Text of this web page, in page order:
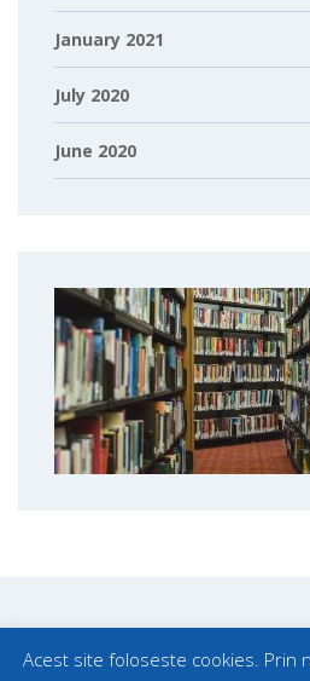
January 2021
July 2020
June 2020
Acest site foloseste cookies. Prin